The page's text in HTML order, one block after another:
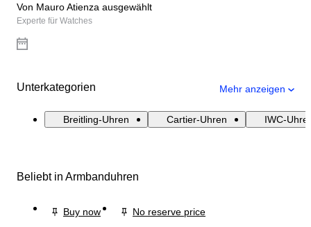
Von Mauro Atienza ausgewählt
Experte für Watches
Unterkategorien Mehr anzeigen
Breitling-Uhren Cartier-Uhren IWC-
Beliebt in Armbanduhren
Buy now
No reserve price